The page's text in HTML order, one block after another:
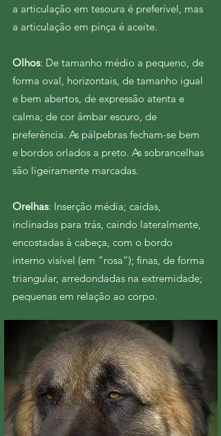
a articulação em tesoura é preferível, mas
a articulação em pinça é aceite.
Olhos: De tamanho médio a pequeno, de
forma oval, horizontais, de tamanho igual
e bem abertos, de expressão atenta e
calma; de cor âmbar escuro, de
preferência. As pálpebras fecham-se bem
e bordos orlados a preto. As sobrancelhas
são ligeiramente marcadas.
Orelhas: Inserção média; caídas,
inclinadas para trás, caindo lateralmente,
encostadas à cabeça, com o bordo
interno visível (em “rosa”); finas, de forma
triangular, arredondadas na extremidade;
pequenas em relação ao corpo.